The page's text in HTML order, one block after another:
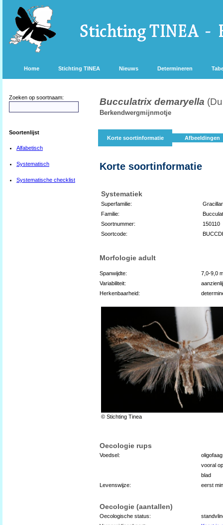
Home Stichting TINEA Nieuws Determineren
Zoeken op soortnaam:
Soortenlijst
Alfabetisch
Systematisch
Systematische checklist
Bucculatrix demaryella
Berkendwergmijnmotje
Korte soortinformatie Afbeeldingen
Korte soortinformatie
Systematiek
Superfamilie:
Familie:
Soortnummer:
150110
Soortcode:
Morfologie adult
Spanwijdte:
7,0-9,0
Variabiliteit:
Herkenbaarheid:
© Stichting Tinea
Oecologie rups
Voedsel:
vooral
blad
Levenswijze:
eerst
Oecologie (aantallen)
Oecologische status: